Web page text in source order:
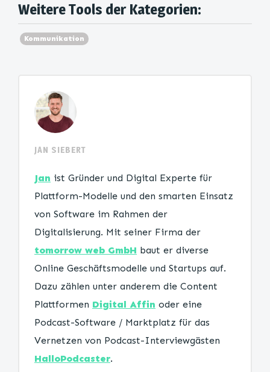
Weitere Tools der Kategorien:
Kommunikation
JAN SIEBERT
Jan ist Gründer und Digital Experte für
Plattform-Modelle und den smarten Einsatz
von Software im Rahmen der
Digitalisierung. Mit seiner Firma der
tomorrow web GmbH baut er diverse
Online Geschäftsmodelle und Startups auf.
Dazu zählen unter anderem die Content
Plattformen Digital Affin oder eine
Podcast-Software / Marktplatz für das
Vernetzen von Podcast-Interviewgästen
HalloPodcaster.